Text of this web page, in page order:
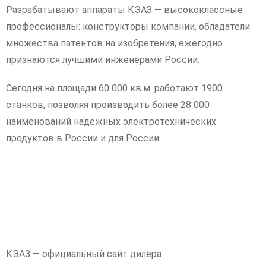
Разрабатывают аппараты КЭАЗ — высококлассные
профессионалы: конструкторы компании, обладатели
множества патентов на изобретения, ежегодно
признаются лучшими инженерами России.
Сегодня на площади 60 000 кв.м. работают 1900
станков, позволяя производить более 28 000
наименований надежных электротехнических
продуктов в России и для России.
КЭАЗ — официальный сайт дилера